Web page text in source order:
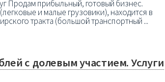
Продам прибыльный, готовый бизнес.
и малые грузовики), находится в
тракта (большой транспортный ...
с долевым участием. Услуги